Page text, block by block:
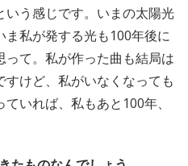
う感じです。いまの太陽光
私が発する光も100年後に
て。私が作った曲も結局は
けど、私がいなくなっても
いれば、私もあと100年、